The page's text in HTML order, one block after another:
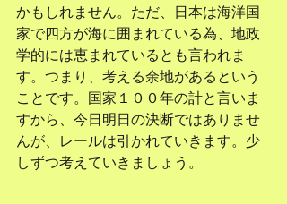
かもしれません。ただ、日本は海洋国
家で四方が海に囲まれている為、地政
学的には恵まれているとも言われま
す。つまり、考える余地があるという
ことです。国家１００年の計と言いま
すから、今日明日の決断ではありませ
んが、レールは引かれていきます。少
しずつ考えていきましょう。